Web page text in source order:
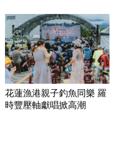
花蓮漁港親子釣魚同樂 羅
時豐壓軸獻唱掀高潮